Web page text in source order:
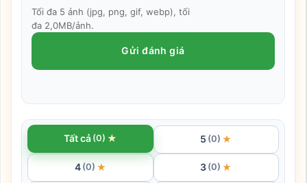
Tối đa 5 ảnh (jpg, png, gif, webp), tối
đa 2,0MB/ảnh.
Gửi đánh giá
Tất cả (0) ★ 5 (0) ★
4 (0) ★ 3 (0) ★